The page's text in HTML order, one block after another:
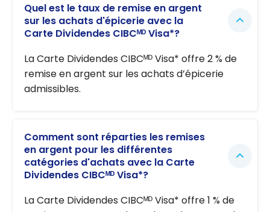
Quel est le taux de remise en argent
sur les achats d'épicerie avec la
Carte Dividendes CIBCᴹᴰ Visa*?
La Carte Dividendes CIBCᴹᴰ Visa* offre 2 % de
remise en argent sur les achats d’épicerie
admissibles.
Comment sont réparties les remises
en argent pour les différentes
catégories d'achats avec la Carte
Dividendes CIBCᴹᴰ Visa*?
La Carte Dividendes CIBCᴹᴰ Visa* offre 1 % de